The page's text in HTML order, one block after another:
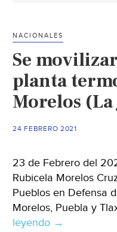
de
(La
NACIONALES
Se
planta
Morelos
24 FEBRERO 2021
23 de Febrero del
Rubicela Morelos
Pueblos en Defensa
Morelos, Puebla y
leyendo Se
→